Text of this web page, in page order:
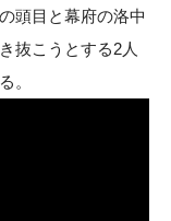
頭目と幕府の洛中
抜こうとする2人
。